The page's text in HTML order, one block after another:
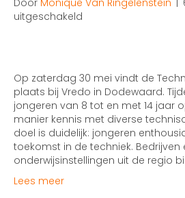
uitgeschakeld
bij
Vredo:
ontdekken
en
zelf
doen
Op zaterdag 30 mei vindt de
plaats bij Vredo in Dodewaard.
jongeren van 8 tot en met 14 jaar
manier kennis met diverse
doel is duidelijk: jongeren
toekomst in de techniek. Bedrijven
onderwijsinstellingen uit de regio
Lees meer